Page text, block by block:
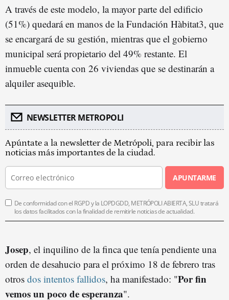
A través de este modelo, la mayor parte del edificio
(51%) quedará en manos de la Fundación Hàbitat3, que
se encargará de su gestión, mientras que el gobierno
municipal será propietario del 49% restante. El
inmueble cuenta con 26 viviendas que se destinarán a
alquiler asequible.
NEWSLETTER METROPOLI
Apúntate a la newsletter de Metrópoli, para recibir las
noticias más importantes de la ciudad.
APUNTARME
De conformidad con el RGPD y la LOPDGDD, METRÓPOLI ABIERTA, SLU tratará
los datos facilitados con la finalidad de remitirle noticias de actualidad.
Josep, el inquilino de la finca que tenía pendiente una
orden de desahucio para el próximo 18 de febrero tras
otros dos intentos fallidos, ha manifestado: "Por fin
vemos un poco de esperanza".